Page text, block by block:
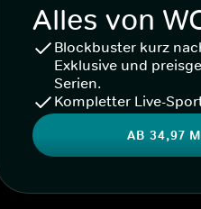
Alles von
Blockbuster kurz
Exklusive und
Serien.
Kompletter Live-
AB 34,97